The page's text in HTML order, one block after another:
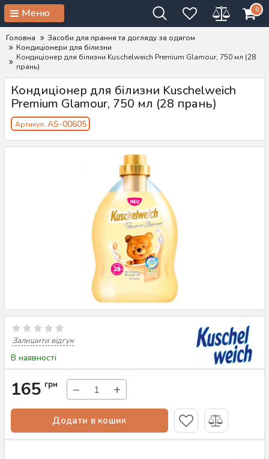
Меню 0
Головна
Засоби для прання та догляду за одягом
Кондиціонери для білизни
Кондиціонер для білизни Kuschelweich Premium Glamour, 750 мл (28
прань)
Кондиціонер для білизни Kuschelweich
Premium Glamour, 750 мл (28 прань)
Артикул: AS-00605
Залишити відгук
В наявності
165 грн − +
Додати в кошик